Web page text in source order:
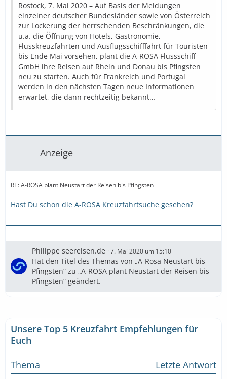
Rostock, 7. Mai 2020 – Auf Basis der Meldungen
einzelner deutscher Bundesländer sowie von Österreich
zur Lockerung der herrschenden Beschränkungen, die
u.a. die Öffnung von Hotels, Gastronomie,
Flusskreuzfahrten und Ausflugsschifffahrt für Touristen
bis Ende Mai vorsehen, plant die A-ROSA Flussschiff
GmbH ihre Reisen auf Rhein und Donau bis Pfingsten
neu zu starten. Auch für Frankreich und Portugal
werden in den nächsten Tagen neue Informationen
erwartet, die dann rechtzeitig bekannt…
Anzeige
RE: A-ROSA plant Neustart der Reisen bis Pfingsten
Hast Du schon die A-ROSA Kreuzfahrtsuche gesehen?
Philippe seereisen.de 7. Mai 2020 um 15:10
Hat den Titel des Themas von „A-Rosa Neustart bis
Pfingsten“ zu „A-ROSA plant Neustart der Reisen bis
Pfingsten“ geändert.
Unsere Top 5 Kreuzfahrt Empfehlungen für
Euch
Thema
Letzte Antwort